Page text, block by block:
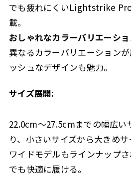
でも疲れにくいLightstrike
載。
おしゃれなカラーバリエーシ
異なるカラーバリエーション
ッシュなデザインも魅力。
サイズ展開:
22.0cm～27.5cmまでの幅広い
り、小さいサイズから大きめサ
ワイドモデルもラインナップ
でも快適に履ける。